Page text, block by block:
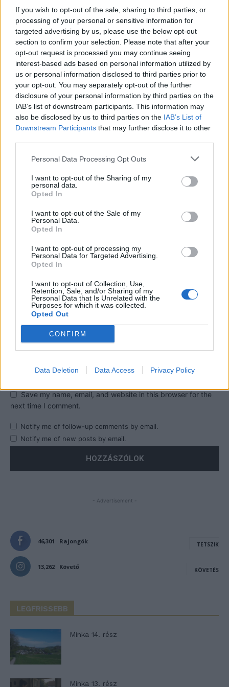
If you wish to opt-out of the sale, sharing to third parties, or
processing of your personal or sensitive information for
targeted advertising by us, please use the below opt-out
section to confirm your selection. Please note that after your
opt-out request is processed you may continue seeing
interest-based ads based on personal information utilized by
us or personal information disclosed to third parties prior to
your opt-out. You may separately opt-out of the further
disclosure of your personal information by third parties on the
IAB’s list of downstream participants. This information may
also be disclosed by us to third parties on the IAB’s List of
Downstream Participants that may further disclose it to other
Personal Data Processing Opt Outs
I want to opt-out of the Sharing of my
personal data.
Opted In
I want to opt-out of the Sale of my
Personal Data.
Opted In
I want to opt-out of processing my
Personal Data for Targeted Advertising.
Opted In
I want to opt-out of Collection, Use,
Retention, Sale, and/or Sharing of my
Personal Data that Is Unrelated with the
Purposes for which it was collected.
Opted Out
CONFIRM
Data Deletion Data Access Privacy Policy
Minka 14. rész
Minka 13. rész
Halál a Tresco-szigeten – A Josh
Clayton-ügy
HOZZÁSZÓLOK A CIKKHEZ
Save my name, email, and website in this browser for the
next time I comment.
Notify me of follow-up comments by email.
Notify me of new posts by email.
- Advertisement -
46,301 Rajongók TETSZIK
13,262 Követő KÖVETÉS
LEGFRISSEBB
Minka 14. rész
Minka 13. rész